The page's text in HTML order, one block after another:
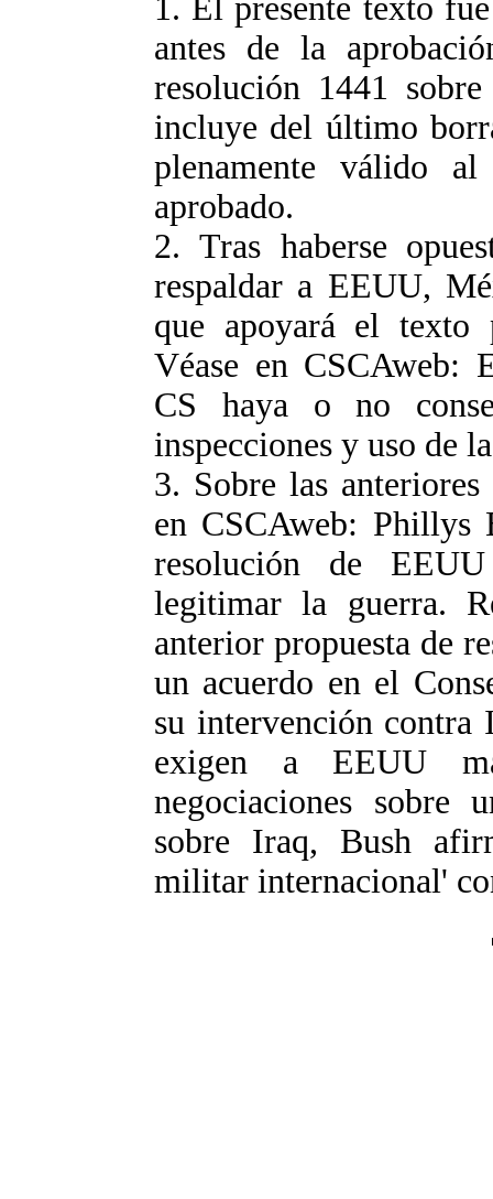
1. El presente texto
antes de la
resolución 1441
incluye del último
plenamente válido
aprobado.
2. Tras haberse
respaldar a EEUU,
que apoyará el
Véase en CSCAweb:
CS haya o no
inspecciones y uso de
3. Sobre las anteriores
en CSCAweb: Phillys
resolución de
legitimar la guerra.
anterior propuesta de
un acuerdo en el
su intervención contra
exigen a EEUU
negociaciones sobre
sobre Iraq, Bush
militar internacional'